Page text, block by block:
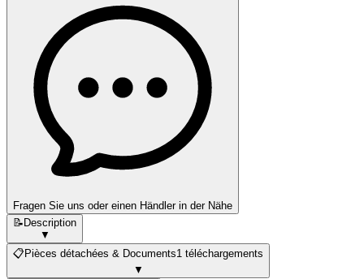
Fragen Sie uns oder einen Händler in der Nähe
📝Description
▼
📋Pièces détachées & Documents1 téléchargements
▼